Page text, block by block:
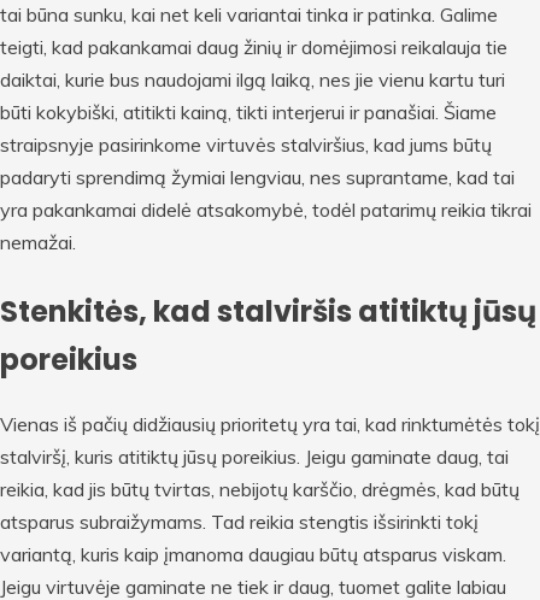
tai būna sunku, kai net keli variantai tinka ir patinka. Galime
teigti, kad pakankamai daug žinių ir domėjimosi reikalauja tie
daiktai, kurie bus naudojami ilgą laiką, nes jie vienu kartu turi
būti kokybiški, atitikti kainą, tikti interjerui ir panašiai. Šiame
straipsnyje pasirinkome virtuvės stalviršius, kad jums būtų
padaryti sprendimą žymiai lengviau, nes suprantame, kad tai
yra pakankamai didelė atsakomybė, todėl patarimų reikia tikrai
nemažai.
Stenkitės, kad stalviršis atitiktų jūsų
poreikius
Vienas iš pačių didžiausių prioritetų yra tai, kad rinktumėtės tokį
stalviršį, kuris atitiktų jūsų poreikius. Jeigu gaminate daug, tai
reikia, kad jis būtų tvirtas, nebijotų karščio, drėgmės, kad būtų
atsparus subraižymams. Tad reikia stengtis išsirinkti tokį
variantą, kuris kaip įmanoma daugiau būtų atsparus viskam.
Jeigu virtuvėje gaminate ne tiek ir daug, tuomet galite labiau